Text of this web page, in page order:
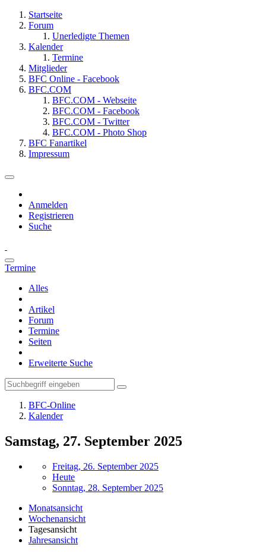
Startseite
Forum
Unerledigte Themen
Kalender
Termine
Mitglieder
BFC Online - Facebook
BFC.COM
BFC.COM - Webseite
BFC.COM - Facebook
BFC.COM - Twitter
BFC.COM - Photo Shop
BFC Fanartikel
Impressum
Anmelden
Registrieren
Suche
Termine
Alles
Artikel
Forum
Termine
Seiten
Erweiterte Suche
BFC-Online
Kalender
Samstag, 27. September 2025
Freitag, 26. September 2025
Heute
Sonntag, 28. September 2025
Monatsansicht
Wochenansicht
Tagesansicht
Jahresansicht